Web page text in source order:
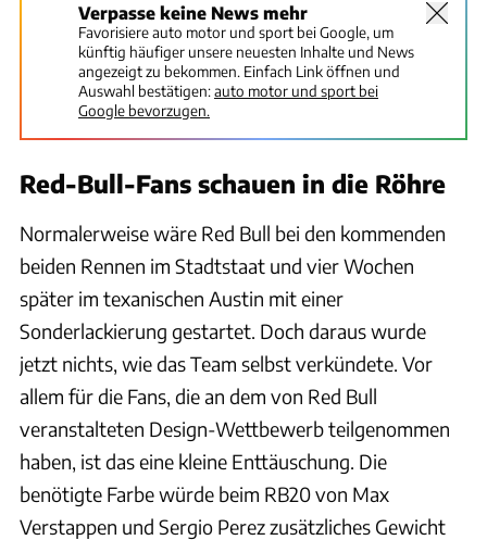
Verpasse keine News mehr
Favorisiere auto motor und sport bei Google, um
künftig häufiger unsere neuesten Inhalte und News
angezeigt zu bekommen. Einfach Link öffnen und
Auswahl bestätigen:auto motor und sport bei
Google bevorzugen.
Red-Bull-Fans schauen in die Röhre
Normalerweise wäre Red Bull bei den kommenden
beiden Rennen im Stadtstaat und vier Wochen
später im texanischen Austin mit einer
Sonderlackierung gestartet. Doch daraus wurde
jetzt nichts, wie das Team selbst verkündete. Vor
allem für die Fans, die an dem von Red Bull
veranstalteten Design-Wettbewerb teilgenommen
haben, ist das eine kleine Enttäuschung. Die
benötigte Farbe würde beim RB20 von Max
Verstappen und Sergio Perez zusätzliches Gewicht